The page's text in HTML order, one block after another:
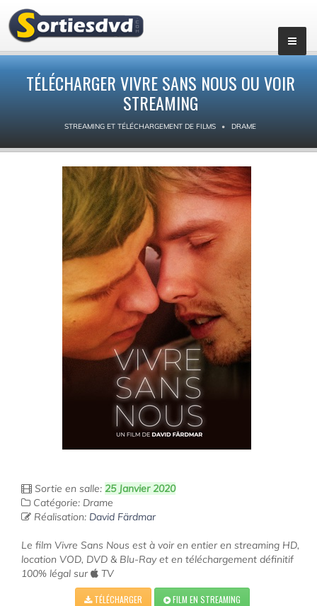
TÉLÉCHARGER VIVRE SANS NOUS OU VOIR
STREAMING
STREAMING ET TÉLÉCHARGEMENT DE FILMS DRAME
Sortie en salle: 25 Janvier 2020
Catégorie: Drame
Réalisation: David Färdmar
Le film Vivre Sans Nous est à voir en entier en streaming HD,
location VOD, DVD & Blu-Ray et en téléchargement définitif
100% légal sur
TV
TÉLÉCHARGER FILM EN STREAMING